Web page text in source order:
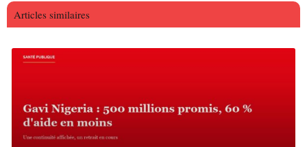
Articles similaires